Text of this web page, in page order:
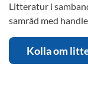
Litteratur i
samråd med
Kolla om